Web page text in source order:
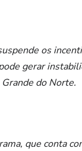
os
gerar
do Norte.
que conta